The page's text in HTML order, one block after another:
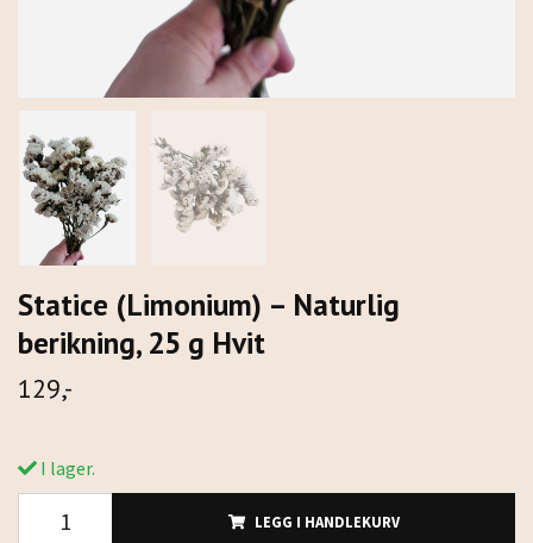
Statice (Limonium) – Naturlig
berikning, 25 g Hvit
129,-
I lager.
LEGG I HANDLEKURV